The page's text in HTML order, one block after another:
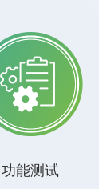
功能测试